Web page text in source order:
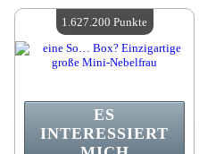
Verfügbare Menge:4
ES
INTERESSIERT
1.627.200 Punkte